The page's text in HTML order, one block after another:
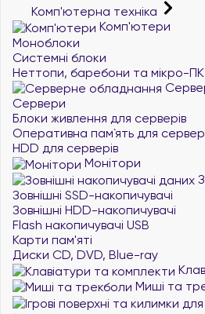
Комп'ютерна техніка
Комп'ютери
Моноблоки
Системні блоки
Неттопи, баребони та мікро-ПК
Сервери
Блоки живлення для серверів
Оперативна пам`ять для
HDD для серверів
Монітори
Зовнішні SSD-накопичувачі
Зовнішні HDD-накопичувачі
Flash накопичувачі USB
Карти пам'яті
Диски CD, DVD, Blue-ray
Миші та